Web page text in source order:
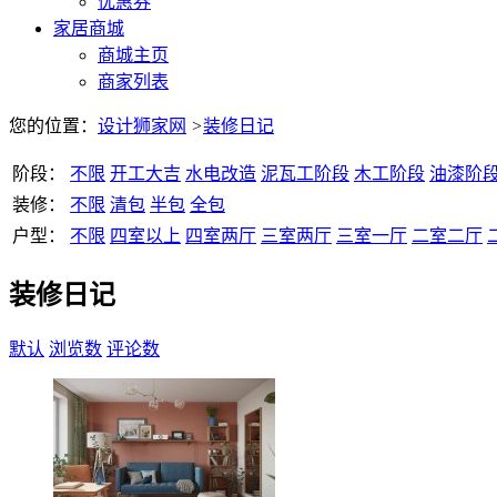
家居商城
商城主页
商家列表
您的位置： 设计狮家网 >装修日记
阶段： 不限 开工大吉 水电改造 泥瓦工阶段 木工阶段 油漆阶
装修：
不限 清包 半包 全包
户型：
不限 四室以上 四室两厅 三室两厅 三室一厅 二室二厅
装修日记
默认 浏览数 评论数